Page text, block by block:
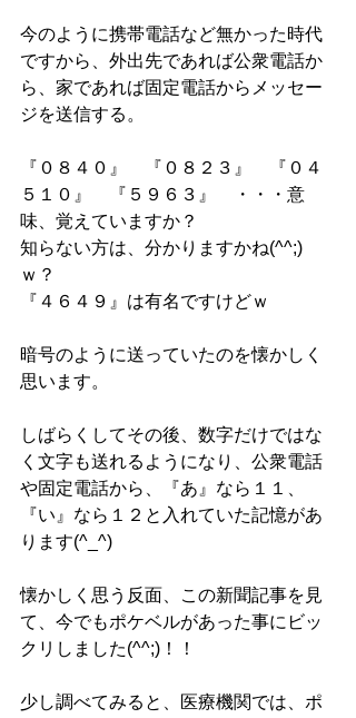
今のように携帯電話など無かった時代
ですから、外出先であれば公衆電話か
ら、家であれば固定電話からメッセー
ジを送信する。
『０８４０』　『０８２３』　『０４
５１０』　『５９６３』　・・・意
味、覚えていますか？
知らない方は、分かりますかね(^^;)
ｗ？
『４６４９』は有名ですけどｗ
暗号のように送っていたのを懐かしく
思います。
しばらくしてその後、数字だけではな
く文字も送れるようになり、公衆電話
や固定電話から、『あ』なら１１、
『い』なら１２と入れていた記憶があ
ります(^_^)
懐かしく思う反面、この新聞記事を見
て、今でもポケベルがあった事にビッ
クリしました(^^;)！！
少し調べてみると、医療機関では、ポ